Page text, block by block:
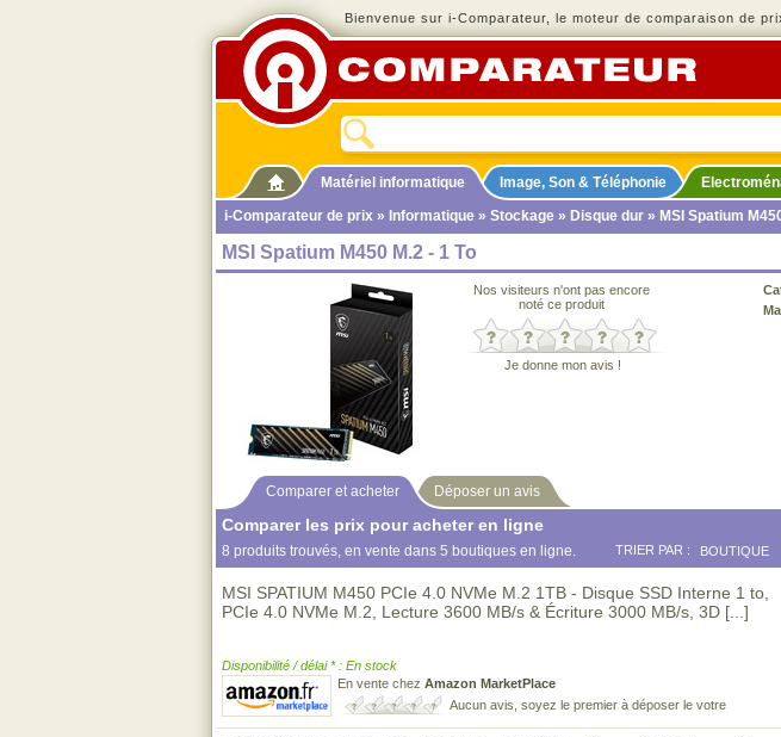
Bienvenue sur i-Comparateur, le moteur de comparaison de
Matériel informatique Image, Son & Téléphonie
i-Comparateur de prix » Informatique » Stockage » Disque dur » MSI Spatium
MSI Spatium M450 M.2 - 1 To
Nos visiteurs n'ont pas encore
noté ce produit
Je donne mon avis !
Comparer et acheter Déposer un avis
Comparer les prix pour acheter en ligne
8 produits trouvés, en vente dans 5 boutiques en ligne. TRIER PAR : BOUTIQUE
MSI SPATIUM M450 PCIe 4.0 NVMe M.2 1TB - Disque SSD Interne 1 to,
PCIe 4.0 NVMe M.2, Lecture 3600 MB/s & Écriture 3000 MB/s, 3D [...]
Disponibilité / délai * : En stock
En vente chez Amazon MarketPlace
Aucun avis, soyez le premier à déposer le votre